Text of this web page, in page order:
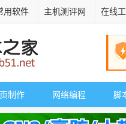
用软件 主机测评网 在线
制作 网络编程 脚